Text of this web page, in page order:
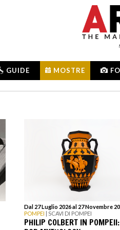
GUIDE MOSTRE
Dal 27 Luglio 2026 al 27 Novembre
POMPEI | SCAVI DI POMPEI
PHILIP COLBERT IN POMPEII: